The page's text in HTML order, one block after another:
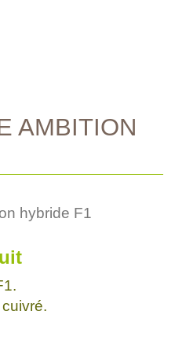
AMBITION
hybride F1